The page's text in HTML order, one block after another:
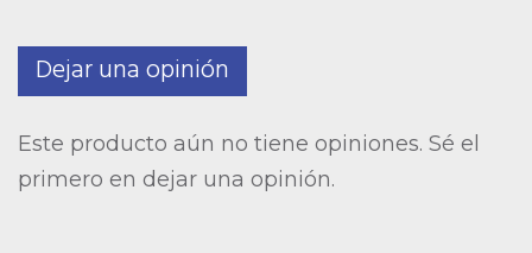
Dejar una opinión
Este producto aún no tiene opiniones. Sé el
primero en dejar una opinión.